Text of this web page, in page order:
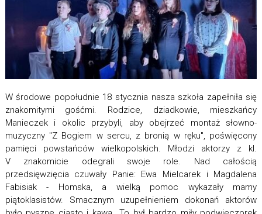
W środowe popołudnie 18 stycznia nasza szkoła zapełniła się
znakomitymi gośćmi. Rodzice, dziadkowie, mieszkańcy
Manieczek i okolic przybyli, aby obejrzeć montaż słowno-
muzyczny "Z Bogiem w sercu, z bronią w ręku", poświęcony
pamięci powstańców wielkopolskich. Młodzi aktorzy z kl.
V znakomicie odegrali swoje role. Nad całością
przedsięwzięcia czuwały Panie: Ewa Mielcarek i Magdalena
Fabisiak - Homska, a wielką pomoc wykazały mamy
piątoklasistów. Smacznym uzupełnieniem dokonań aktorów